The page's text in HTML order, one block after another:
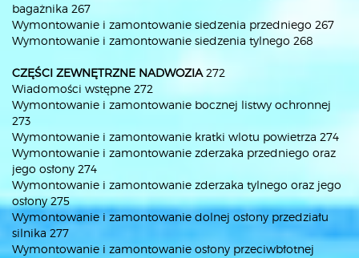
bagażnika 267
Wymontowanie i zamontowanie siedzenia przedniego 267
Wymontowanie i zamontowanie siedzenia tylnego 268
CZĘŚCI ZEWNĘTRZNE NADWOZIA 272
Wiadomości wstępne 272
Wymontowanie i zamontowanie bocznej listwy ochronnej
273
Wymontowanie i zamontowanie kratki wlotu powietrza 274
Wymontowanie i zamontowanie zderzaka przedniego oraz
jego osłony 274
Wymontowanie i zamontowanie zderzaka tylnego oraz jego
osłony 275
Wymontowanie i zamontowanie dolnej osłony przedziału
silnika 277
Wymontowanie i zamontowanie osłony przeciwbłotnej